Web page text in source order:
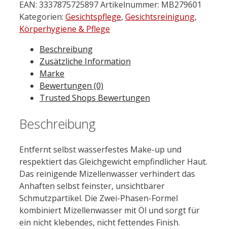
EAN: 3337875725897Artikelnummer: MB279601
Kategorien: Gesichtspflege, Gesichtsreinigung,
Körperhygiene & Pflege
Beschreibung
Zusätzliche Information
Marke
Bewertungen (0)
Trusted Shops Bewertungen
Beschreibung
Entfernt selbst wasserfestes Make-up und
respektiert das Gleichgewicht empfindlicher Haut.
Das reinigende Mizellenwasser verhindert das
Anhaften selbst feinster, unsichtbarer
Schmutzpartikel. Die Zwei-Phasen-Formel
kombiniert Mizellenwasser mit Öl und sorgt für
ein nicht klebendes, nicht fettendes Finish.